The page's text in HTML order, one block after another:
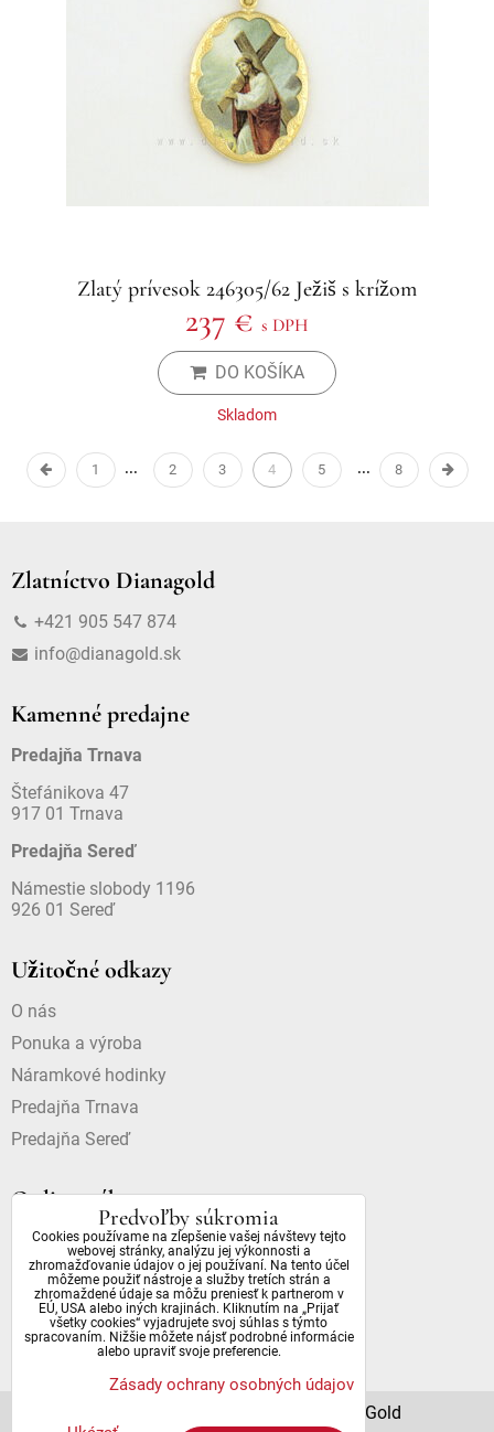
Zlatý prívesok 246305/62 Ježiš s krížom
237 € s DPH
DO KOŠÍKA
Skladom
1 2 3 4 5 8
Zlatníctvo Dianagold
+421 905 547 874
info@dianagold.sk
Kamenné predajne
Predajňa Trnava
Štefánikova 47
917 01 Trnava
Predajňa Sereď
Námestie slobody 1196
926 01 Sereď
Užitočné odkazy
O nás
Ponuka a výroba
Náramkové hodinky
Predajňa Trnava
Predajňa Sereď
Online nákup
Doprava a platba
Dostupnosť a dôležité informácie
Obchodné podmienky
Ochrana osobných údajov
© 2022 All Rights Reserved | DianaGold
Predvoľby súkromia
Cookies používame na zlepšenie vašej návštevy tejto
webovej stránky, analýzu jej výkonnosti a
zhromažďovanie údajov o jej používaní. Na tento účel
môžeme použiť nástroje a služby tretích strán a
zhromaždené údaje sa môžu preniesť k partnerom v
EÚ, USA alebo iných krajinách. Kliknutím na „Prijať
všetky cookies“ vyjadrujete svoj súhlas s týmto
spracovaním. Nižšie môžete nájsť podrobné informácie
alebo upraviť svoje preferencie.
Zásady ochrany osobných údajov